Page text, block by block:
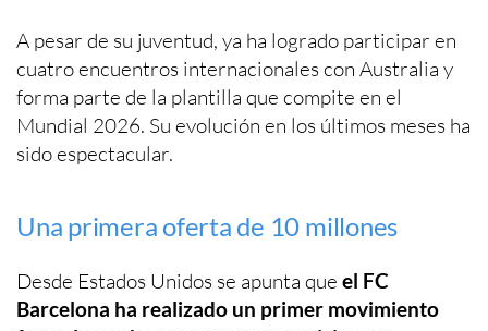
A pesar de su juventud, ya ha logrado participar en
cuatro encuentros internacionales con Australia y
forma parte de la plantilla que compite en el
Mundial 2026. Su evolución en los últimos meses ha
sido espectacular.
Una primera oferta de 10 millones
Desde Estados Unidos se apunta que el FC
Barcelona ha realizado un primer movimiento